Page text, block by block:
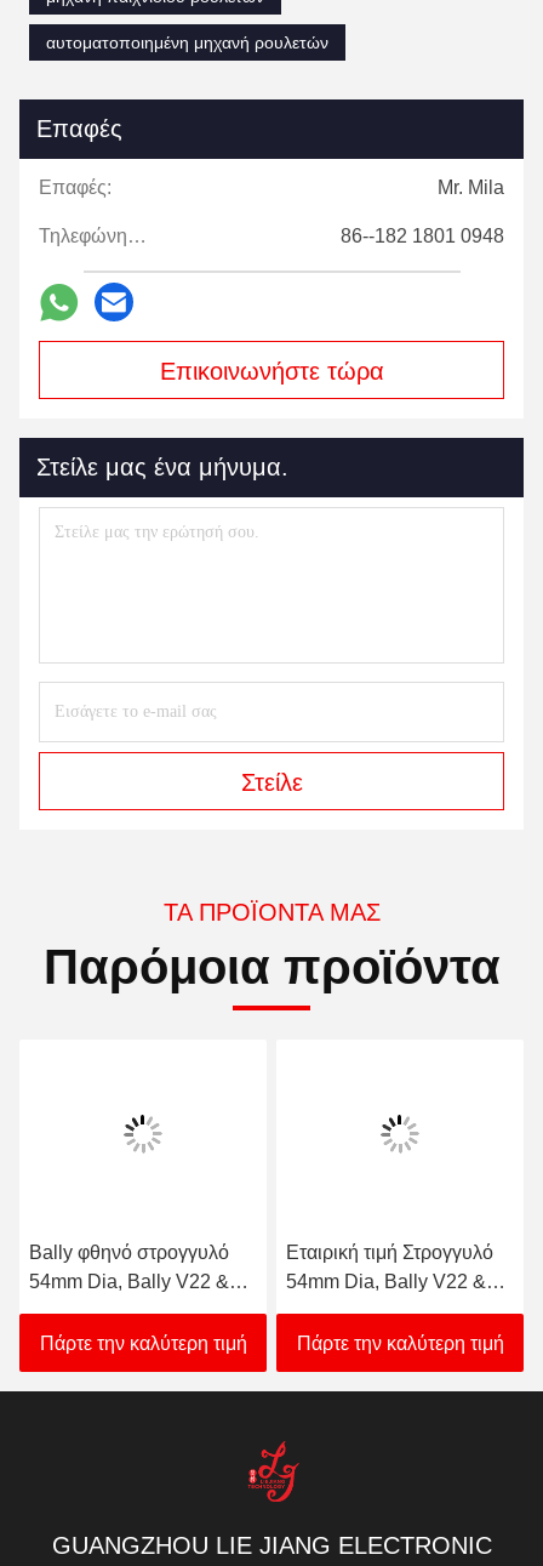
αυτοματοποιημένη μηχανή ρουλετών
Επαφές
Επαφές: Mr. Mila
Επικοινωνήστε τώρα
Στείλε μας ένα μήνυμα.
Στείλε
Παρόμοια προϊόντα
54mm Dia, Bally V22 &
V32 (SP-RND-Bally) Bally
κουμπί για πώληση
Πάρτε την καλύτερη τιμή
54mm Dia, Bally V22 &
V32 (SP-RND-Bally) Bally
Button προς πώληση
Πάρτε την καλύτερη τιμή
TECHNOLOGY CO., LTD.